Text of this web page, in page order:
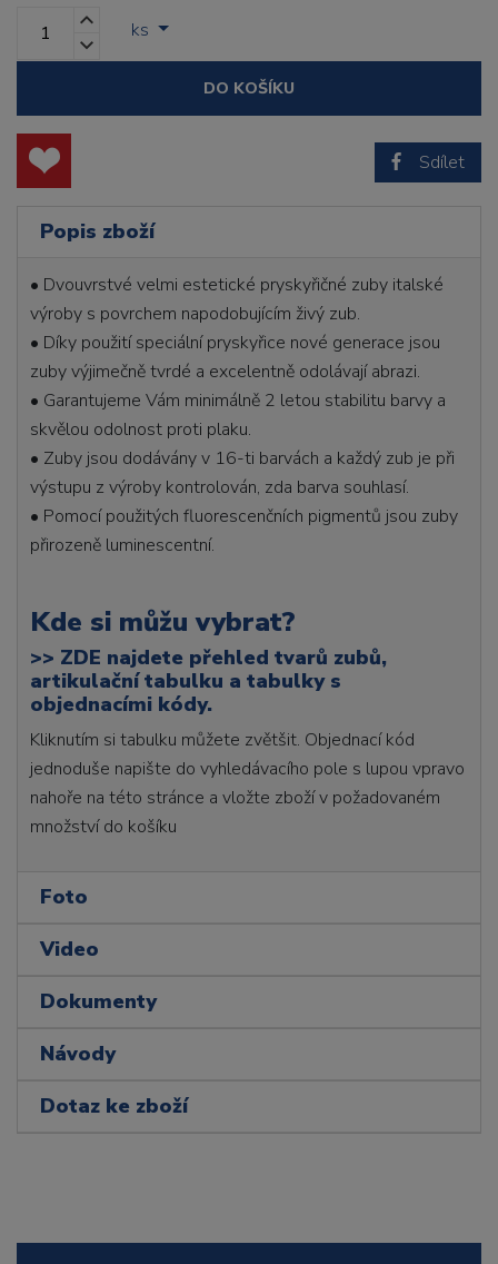
ks
DO KOŠÍKU
Sdílet
Popis zboží
• Dvouvrstvé velmi estetické pryskyřičné zuby italské
výroby s povrchem napodobujícím živý zub.
• Díky použití speciální pryskyřice nové generace jsou
zuby výjimečně tvrdé a excelentně odolávají abrazi.
• Garantujeme Vám minimálně 2 letou stabilitu barvy a
skvělou odolnost proti plaku.
• Zuby jsou dodávány v 16-ti barvách a každý zub je při
výstupu z výroby kontrolován, zda barva souhlasí.
• Pomocí použitých fluorescenčních pigmentů jsou zuby
přirozeně luminescentní.
Kde si můžu vybrat?
>> ZDE najdete přehled tvarů zubů,
artikulační tabulku a tabulky s
objednacími kódy.
Kliknutím si tabulku můžete zvětšit. Objednací kód
jednoduše napište do vyhledávacího pole s lupou vpravo
nahoře na této stránce a vložte zboží v požadovaném
množství do košíku
Foto
Video
Dokumenty
Návody
Dotaz ke zboží